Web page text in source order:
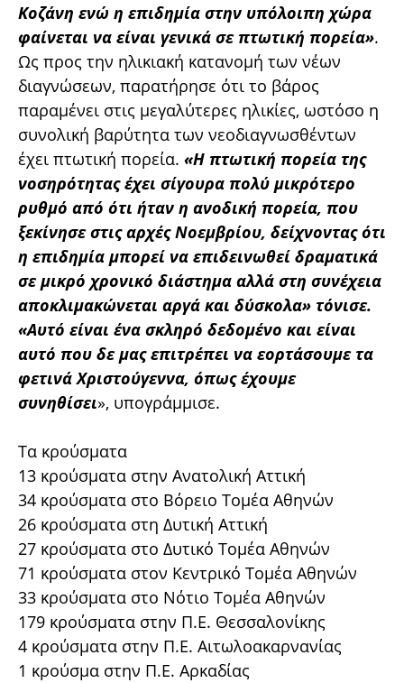
Κοζάνη ενώ η επιδημία στην υπόλοιπη χώρα
φαίνεται να είναι γενικά σε πτωτική πορεία».
Ως προς την ηλικιακή κατανομή των νέων
διαγνώσεων, παρατήρησε ότι το βάρος
παραμένει στις μεγαλύτερες ηλικίες, ωστόσο η
συνολική βαρύτητα των νεοδιαγνωσθέντων
έχει πτωτική πορεία. «Η πτωτική πορεία της
νοσηρότητας έχει σίγουρα πολύ μικρότερο
ρυθμό από ότι ήταν η ανοδική πορεία, που
ξεκίνησε στις αρχές Νοεμβρίου, δείχνοντας ότι
η επιδημία μπορεί να επιδεινωθεί δραματικά
σε μικρό χρονικό διάστημα αλλά στη συνέχεια
αποκλιμακώνεται αργά και δύσκολα» τόνισε.
«Αυτό είναι ένα σκληρό δεδομένο και είναι
αυτό που δε μας επιτρέπει να εορτάσουμε τα
φετινά Χριστούγεννα, όπως έχουμε
συνηθίσει», υπογράμμισε.
Τα κρούσματα
13 κρούσματα στην Ανατολική Αττική
34 κρούσματα στο Βόρειο Τομέα Αθηνών
26 κρούσματα στη Δυτική Αττική
27 κρούσματα στο Δυτικό Τομέα Αθηνών
71 κρούσματα στον Κεντρικό Τομέα Αθηνών
33 κρούσματα στο Νότιο Τομέα Αθηνών
179 κρούσματα στην Π.Ε. Θεσσαλονίκης
4 κρούσματα στην Π.Ε. Αιτωλοακαρνανίας
1 κρούσμα στην Π.Ε. Αρκαδίας